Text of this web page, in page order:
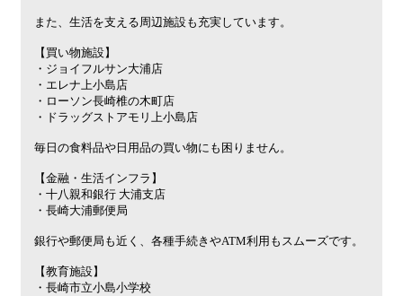
また、生活を支える周辺施設も充実しています。
【買い物施設】
・ジョイフルサン大浦店
・エレナ上小島店
・ローソン長崎椎の木町店
・ドラッグストアモリ上小島店
毎日の食料品や日用品の買い物にも困りません。
【金融・生活インフラ】
・十八親和銀行 大浦支店
・長崎大浦郵便局
銀行や郵便局も近く、各種手続きやATM利用もスムーズです。
【教育施設】
・長崎市立小島小学校